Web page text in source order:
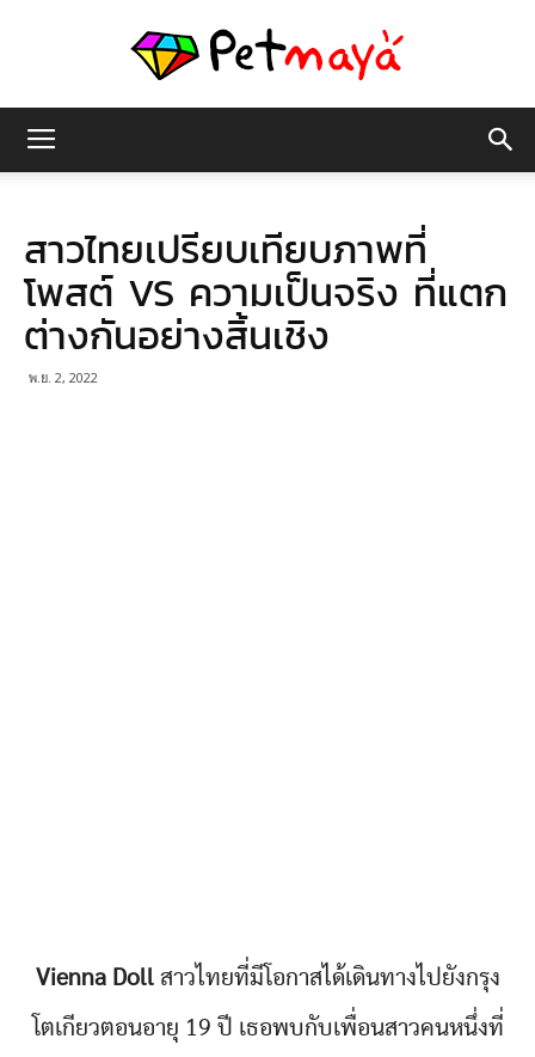
มายา
สาวไทยเปรียบเทียบภาพที่
โพสต์ VS ความเป็นจริง ที่แตก
ต่างกันอย่างสิ้นเชิง
พ.ย. 2, 2022
Vienna Dollสาวไทยที่มีโอกาสได้เดินทางไปยังกรุง
โตเกียวตอนอายุ 19 ปี เธอพบกับเพื่อนสาวคนหนึ่งที่